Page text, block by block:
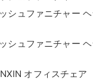
シュファニチャー
シュファニチャー
オフィスチェア